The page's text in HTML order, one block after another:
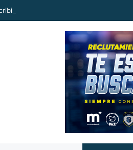
a dos hombres en la región de